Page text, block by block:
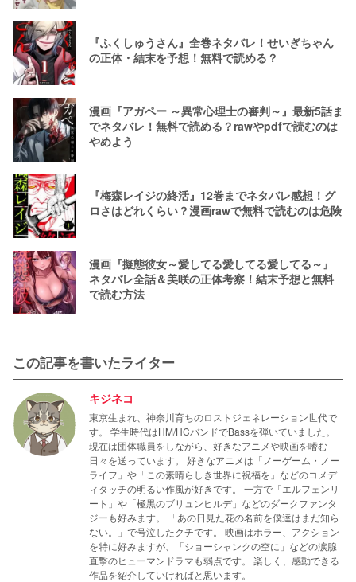
『ふくしゅうさん』全巻ネタバレ！せいぎちゃん
の正体・結末を予想！無料で読める？
漫画『アガペー ～異常心理士の審判～』最新5話ま
でネタバレ！無料で読める？rawやpdfで読むのは
やめよう
『梅森レイジの終活』12巻までネタバレ感想！グ
ロさはどれくらい？漫画rawで無料で読むのは危険
漫画『擬態彼女～愛してる愛してる愛してる～』
ネタバレ全話＆美咲の正体考察！結末予想と無料
で読む方法
この記事を書いたライター
キジネコ
東京生まれ、神奈川育ちのロストジェネレーション世代で
す。 学生時代はHM/HCバンドでBassを弾いていました。
現在は団体職員をしながら、好きなアニメや映画を嗜む
日々を送っています。 好きなアニメは「ノーゲーム・ノー
ライフ」や「この素晴らしき世界に祝福を」などのコメデ
ィタッチの明るい作風が好きです。 一方で「エルフェンリ
ート」や「極黒のブリュンヒルデ」などのダークファンタ
ジーも好みます。 「あの日見た花の名前を僕達はまだ知ら
ない。」で号泣したクチです。 映画はホラー、アクション
を特に好みますが、「ショーシャンクの空に」などの涙腺
直撃のヒューマンドラマも弱点です。 楽しく、感動できる
作品を紹介していければと思います。